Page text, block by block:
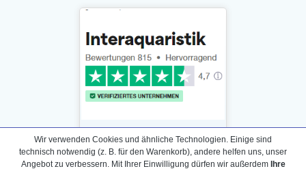
Wir verwenden Cookies und ähnliche Technologien. Einige sind
technisch notwendig (z. B. für den Warenkorb), andere helfen uns, unser
Angebot zu verbessern. Mit Ihrer Einwilligung dürfen wir außerdem Ihre